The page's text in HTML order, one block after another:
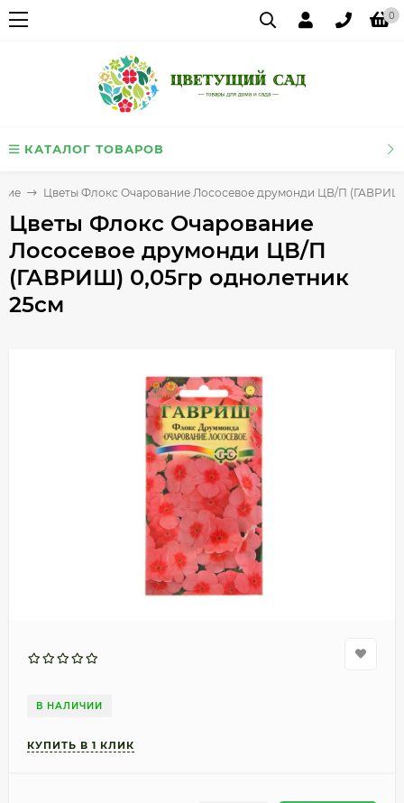
0
КАТАЛОГ ТОВАРОВ
Цветы Флокс Очарование Лососевое друмонди ЦВ/П
Цветы Флокс Очарование
Лососевое друмонди ЦВ/П
(ГАВРИШ) 0,05гр однолетник
25см
В НАЛИЧИИ